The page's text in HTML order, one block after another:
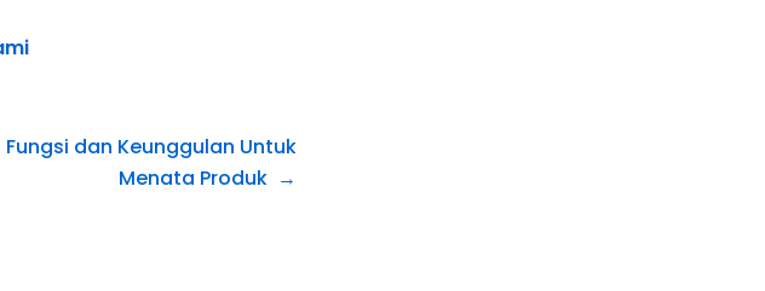
dan Keunggulan Untuk
Menata Produk